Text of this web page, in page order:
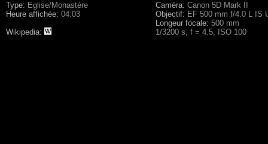
Type: Eglise/Monastère
Heure affichée: 04:03
Wikipedia:
Caméra: Canon 5D Mark II
Objectif: EF 500 mm f/4.0 L IS
Longeur focale: 500 mm
1/3200 s, f = 4.5, ISO 100